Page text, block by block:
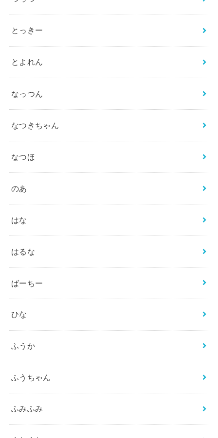
とっきー
とよれん
なっつん
なつきちゃん
なつほ
のあ
はな
はるな
ばーちー
ひな
ふうか
ふうちゃん
ふみふみ